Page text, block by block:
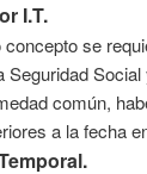
I.T.
se
Seguridad
común,
a la fecha